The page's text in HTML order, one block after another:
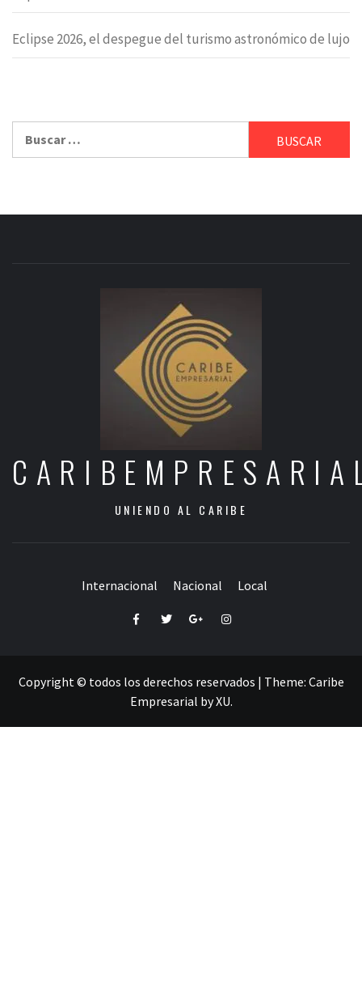
Eclipse 2026, el despegue del turismo astronómico de lujo
UNIENDO AL CARIBE
Internacional Nacional Local
FacebookTwitterGoogle+Instagram
Copyright © todos los derechos reservados | Theme: Caribe
Empresarial byXU.